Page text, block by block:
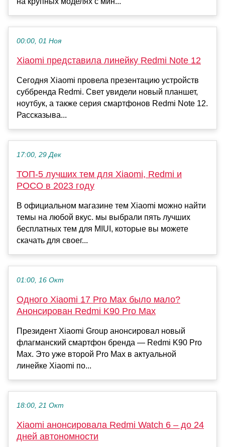
00:00, 01 Ноя
Xiaomi представила линейку Redmi Note 12
Сегодня Xiaomi провела презентацию устройств
суббренда Redmi. Свет увидели новый планшет,
ноутбук, а также серия смартфонов Redmi Note 12.
Рассказыва...
17:00, 29 Дек
ТОП-5 лучших тем для Xiaomi, Redmi и
POCO в 2023 году
В официальном магазине тем Xiaomi можно найти
темы на любой вкус. мы выбрали пять лучших
бесплатных тем для MIUI, которые вы можете
скачать для своег...
01:00, 16 Окт
Одного Xiaomi 17 Pro Max было мало?
Анонсирован Redmi K90 Pro Max
Президент Xiaomi Group анонсировал новый
флагманский смартфон бренда — Redmi K90 Pro
Max. Это уже второй Pro Max в актуальной
линейке Xiaomi по...
18:00, 21 Окт
Xiaomi анонсировала Redmi Watch 6 – до 24
дней автономности